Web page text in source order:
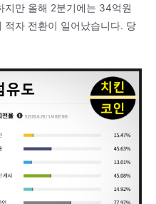
지만 올해 2분기에는 34억원
자 전환이 일어났습니다. 당